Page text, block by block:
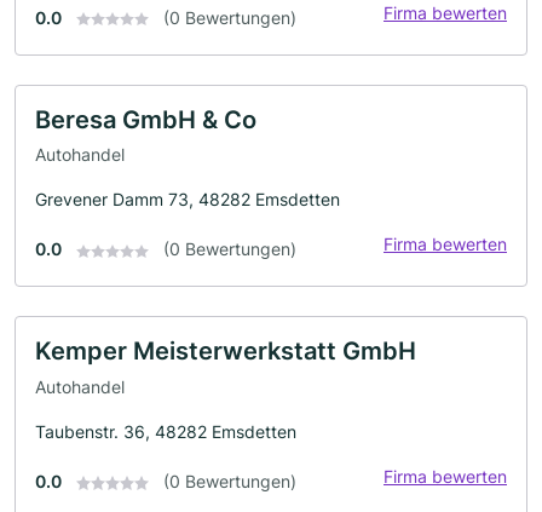
0.0 (0 Bewertungen) Firma bewerten
Beresa GmbH & Co
Autohandel
Grevener Damm 73, 48282 Emsdetten
0.0 (0 Bewertungen) Firma bewerten
Kemper Meisterwerkstatt GmbH
Autohandel
Taubenstr. 36, 48282 Emsdetten
0.0 (0 Bewertungen) Firma bewerten